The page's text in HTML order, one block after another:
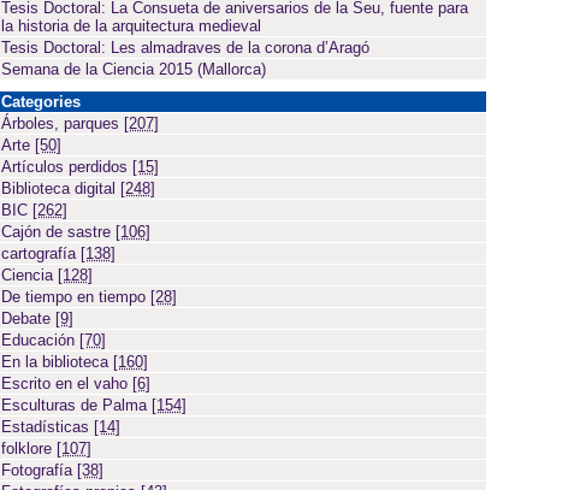
Tesis Doctoral: La Consueta de aniversarios de la Seu, fuente para
la historia de la arquitectura medieval
Tesis Doctoral: Les almadraves de la corona d’Aragó
Semana de la Ciencia 2015 (Mallorca)
Categories
Árboles, parques [207]
Arte [50]
Artículos perdidos [15]
Biblioteca digital [248]
BIC [262]
Cajón de sastre [106]
cartografía [138]
Ciencia [128]
De tiempo en tiempo [28]
Debate [9]
Educación [70]
En la biblioteca [160]
Escrito en el vaho [6]
Esculturas de Palma [154]
Estadísticas [14]
folklore [107]
Fotografía [38]